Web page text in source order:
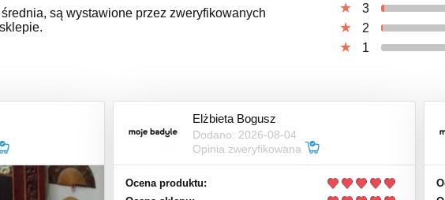
są wystawione przez zweryfikowanych
3
2
1
Elżbieta Bogusz
Dodano: 2026-08-04
Opinia zweryfikowana
Ocena produktu: